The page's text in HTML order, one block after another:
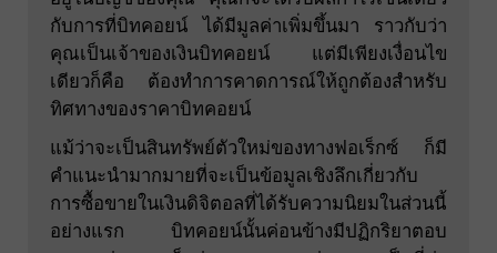
กับการที่บิทคอยน์ ได้มีมูลค่าเพิ่มขึ้นมา ราวกับว่า
คุณเป็นเจ้าของเงินบิทคอยน์ แต่มีเพียงเงื่อนไข
เดียวก็คือ ต้องทำการคาดการณ์ให้ถูกต้องสำหรับ
ทิศทางของราคาบิทคอยน์
แม้ว่าจะเป็นสินทรัพย์ตัวใหม่ของทางฟอเร็กซ์ ก็มี
คำแนะนำมากมายที่จะเป็นข้อมูลเชิงลึกเกี่ยวกับ
การซื้อขายในเงินดิจิตอลที่ได้รับความนิยมในส่วนนี้
อย่างแรก บิทคอยน์นั้นค่อนข้างมีปฏิกริยาตอบ